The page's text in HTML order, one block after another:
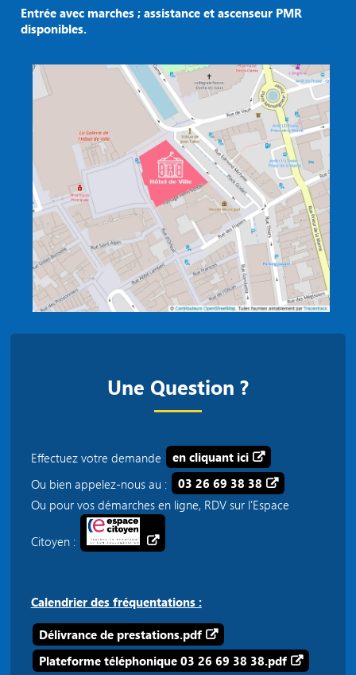
Entrée avec marches ; assistance et ascenseur PMR
disponibles.
Une Question ?
Effectuez votre demande
en cliquant ici
Ou bien appelez-nous au :
03 26 69 38 38
Ou pour vos démarches en ligne, RDV sur l'Espace
Citoyen :
Calendrier des fréquentations :
Délivrance de prestations.pdf
Plateforme téléphonique 03 26 69 38 38.pdf